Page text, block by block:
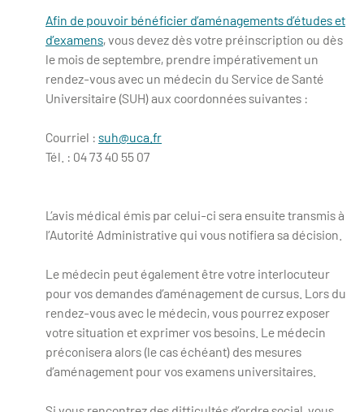
Afin de pouvoir bénéficier d’aménagements d’études et
d’examens, vous devez dès votre préinscription ou dès
le mois de septembre, prendre impérativement un
rendez-vous avec un médecin du Service de Santé
Universitaire (SUH) aux coordonnées suivantes :
Courriel : suh@uca.fr
Tél. : 04 73 40 55 07
L’avis médical émis par celui-ci sera ensuite transmis à
l’Autorité Administrative qui vous notifiera sa décision.
Le médecin peut également être votre interlocuteur
pour vos demandes d’aménagement de cursus. Lors du
rendez-vous avec le médecin, vous pourrez exposer
votre situation et exprimer vos besoins. Le médecin
préconisera alors (le cas échéant) des mesures
d’aménagement pour vos examens universitaires.